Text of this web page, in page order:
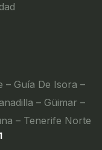
– Guía De Isora –
– Güimar –
– Tenerife Norte